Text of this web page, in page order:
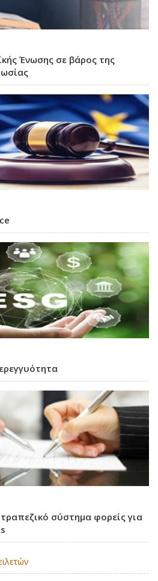
Ένωσης σε βάρος της
σύστημα φορείς για